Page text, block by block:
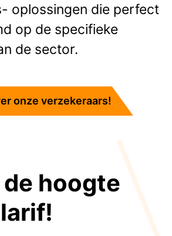
oplossingen die perfect
op de specifieke
de sector.
onze verzekeraars!
hoogte